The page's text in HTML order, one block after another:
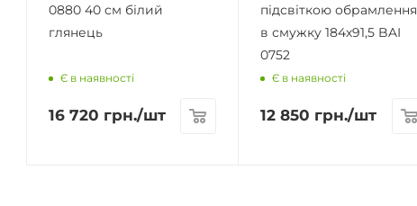
0880 40 cм білий
глянець
Є в наявності
16 720 грн./шт
підсвіткою обрамлення
в смужку 184х91,5 BAI
0752
Є в наявності
12 850 грн./шт